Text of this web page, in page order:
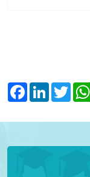
FacebookLinkedIn Twitter